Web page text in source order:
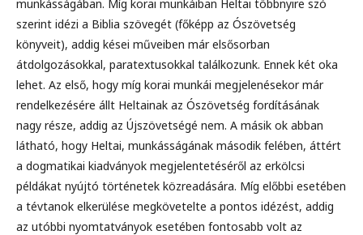
munkásságában. Míg korai munkáiban Heltai többnyire szó
szerint idézi a Biblia szövegét (főképp az Ószövetség
könyveit), addig kései műveiben már elsősorban
átdolgozásokkal, paratextusokkal találkozunk. Ennek két oka
lehet. Az első, hogy míg korai munkái megjelenésekor már
rendelkezésére állt Heltainak az Ószövetség fordításának
nagy része, addig az Újszövetségé nem. A másik ok abban
látható, hogy Heltai, munkásságának második felében, áttért
a dogmatikai kiadványok megjelentetéséről az erkölcsi
példákat nyújtó történetek közreadására. Míg előbbi esetében
a tévtanok elkerülése megkövetelte a pontos idézést, addig
az utóbbi nyomtatványok esetében fontosabb volt az